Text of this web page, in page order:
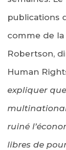
publications
comme de la
Robertson,
Human
expliquer
ruiné
libres de